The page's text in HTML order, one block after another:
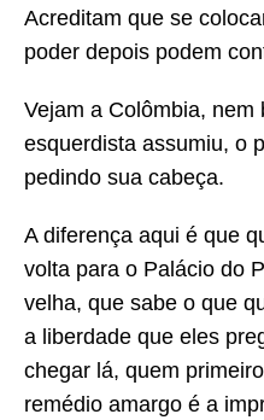
Acreditam que se
poder depois podem
Vejam a Colômbia, nem
esquerdista assumiu, o
pedindo sua cabeça.
A diferença aqui é que
volta para o Palácio do
velha, que sabe o que
a liberdade que eles
chegar lá, quem
remédio amargo é a